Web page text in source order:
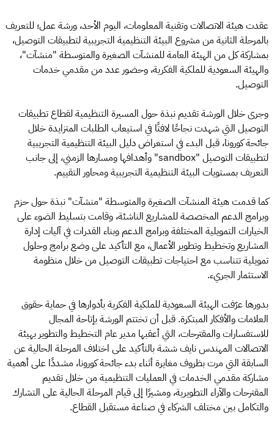
عقدت هيئة الاتصالات وتقنية المعلومات، اليوم الأحد، ورشة عمل؛ للتعريف
بالمرحلة الثانية من مشروع البيئة التنظيمية التجريبية لتطبيقات التوصيل،
بمشاركة كل من الهيئة العامة للمنشآت الصغيرة والمتوسطة "منشآت"،
والهيئة السعودية للملكية الفكرية، وحضور عدد من مقدمي خدمات
التوصيل.
وجرى خلال الورشة تقديم نبذة حول المسيرة التنظيمية لقطاع تطبيقات
التوصيل التي شهدت نجاحًا لافتًا في استيعاب الطلبات المتزايدة خلال
جائحة كورونا، قبل البدء في استعراض دليل البيئة التنظيمية التجريبية
لتطبيقات التوصيل "sandbox" وأهدافها ومسارها الزمني، إلى جانب
التعريف بمستويات البيئة التنظيمية التجريبية ومحاور التقييم.
كما قدمت هيئة المنشآت الصغيرة والمتوسطة "منشآت" نبذة حول حزم
وبرامج الدعم المخصصة للمشاريع الناشئة، وقامت بتسليط الضوء على
الخيارات التمويلية المختلفة وبرامج الدعم وبناء القدرات في آليات إدارة
المشاريع وتخطيط وتطوير الأعمال، مع التأكيد على وضع برامج وحلول
تمويلية تتناسب مع احتياجات تطبيقات التوصيل من خلال منظومة
الاستثمار الجريء.
بدورها عرّفت الهيئة السعودية للملكية الفكرية بأدوارها في حماية حقوق
العلامات والأفكار المبتكرة. قبل أن تختتم الورشة بإتاحة المجال
للاستفسارات والمقترحات، التي أعقبها مدير عام التخطيط والتطوير بهيئة
الاتصالات المهندس نايف ششة بالتأكيد على اختلاف المرحلة الحالية عن
السابقة التي مرت بظروف مغايرة أثناء بدء جائحة كورونا، مشددًا على أهمية
مشاركة مقدمي الخدمات في العمليات التنظيمية من خلال تقديم
المقترحات والآراء التطويرية، ومشيرًا إلى قيام المرحلة الحالية على التشارك
والتكامل بين مختلف الشركاء في صناعة مستقبل القطاع.